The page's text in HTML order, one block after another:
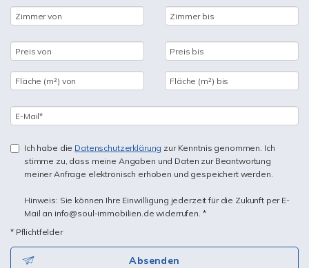
Ich habe die Datenschutzerklärung zur Kenntnis genommen. Ich
stimme zu, dass meine Angaben und Daten zur Beantwortung
meiner Anfrage elektronisch erhoben und gespeichert werden.
Hinweis: Sie können Ihre Einwilligung jederzeit für die Zukunft per E-
Mail an info@soul-immobilien.de widerrufen. *
* Pflichtfelder
Absenden